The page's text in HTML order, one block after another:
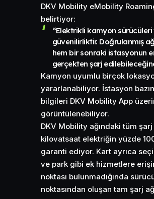
DKV Mobility eMobility
belirtiyor:
“Elektrikli kamyon
güvenilirliktir. Doğrulanmış
hem bir sonraki istasyonun
gerçekten şarj
Kamyon uyumlu birçok
yararlanabiliyor. İstasyon
bilgileri DKV Mobility App
görüntülenebiliyor.
DKV Mobility ağındaki tüm
kilovatsaat elektriğin yüzde
garanti ediyor. Kart ayrıca
ve park gibi ek hizmetlere
noktası bulunmadığında
noktasından oluşan tam şarj